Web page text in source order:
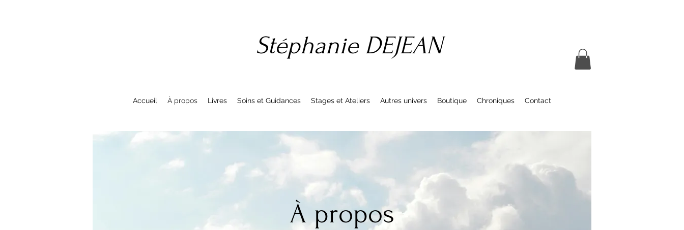
Stéphanie DEJEAN
Accueil À propos Livres Soins et Guidances Stages et Ateliers Autres univers Boutique Chroniques Contact
À propos